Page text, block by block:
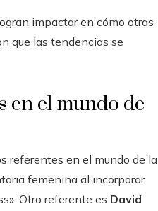
impactar en cómo otras
que las tendencias se
en el mundo de
referentes en el mundo de la
femenina al incorporar
Otro referente es David